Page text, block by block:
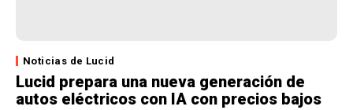
Noticias de Lucid
Lucid prepara una nueva generación de
autos eléctricos con IA con precios bajos